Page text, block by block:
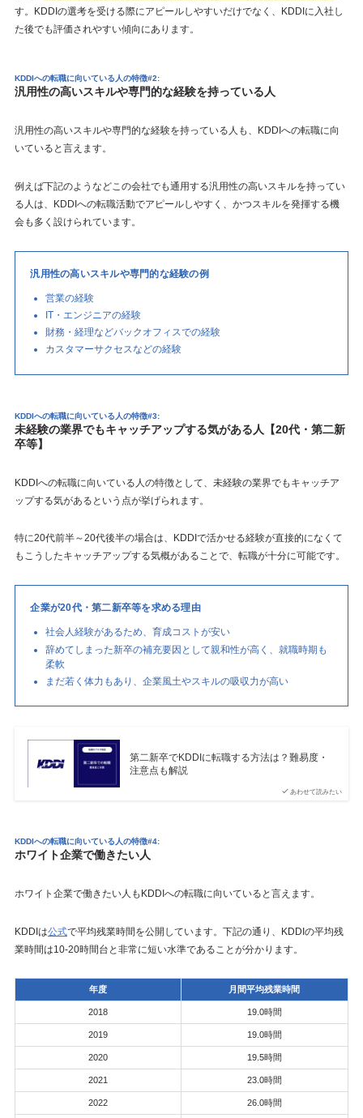
す。KDDIの選考を受ける際にアピールしやすいだけでなく、KDDIに入社し
た後でも評価されやすい傾向にあります。
KDDIへの転職に向いている人の特徴#2:
汎用性の高いスキルや専門的な経験を持っている人
汎用性の高いスキルや専門的な経験を持っている人も、KDDIへの転職に向
いていると言えます。
例えば下記のようなどこの会社でも通用する汎用性の高いスキルを持ってい
る人は、KDDIへの転職活動でアピールしやすく、かつスキルを発揮する機
会も多く設けられています。
汎用性の高いスキルや専門的な経験の例
営業の経験
IT・エンジニアの経験
財務・経理などバックオフィスでの経験
カスタマーサクセスなどの経験
KDDIへの転職に向いている人の特徴#3:
未経験の業界でもキャッチアップする気がある人【20代・第二新
卒等】
KDDIへの転職に向いている人の特徴として、未経験の業界でもキャッチア
ップする気があるという点が挙げられます。
特に20代前半～20代後半の場合は、KDDIで活かせる経験が直接的になくて
もこうしたキャッチアップする気概があることで、転職が十分に可能です。
企業が20代・第二新卒等を求める理由
社会人経験があるため、育成コストが安い
辞めてしまった新卒の補充要因として親和性が高く、就職時期も
柔軟
まだ若く体力もあり、企業風土やスキルの吸収力が高い
あわせて読みたい
第二新卒でKDDIに転職する方法は？難易度・
注意点も解説
KDDIへの転職に向いている人の特徴#4:
ホワイト企業で働きたい人
ホワイト企業で働きたい人もKDDIへの転職に向いていると言えます。
KDDIは公式で平均残業時間を公開しています。下記の通り、KDDIの平均残
業時間は10-20時間台と非常に短い水準であることが分かります。
年度 月間平均残業時間
2018 19.0時間
2019 19.0時間
2020 19.5時間
2021 23.0時間
2022 26.0時間